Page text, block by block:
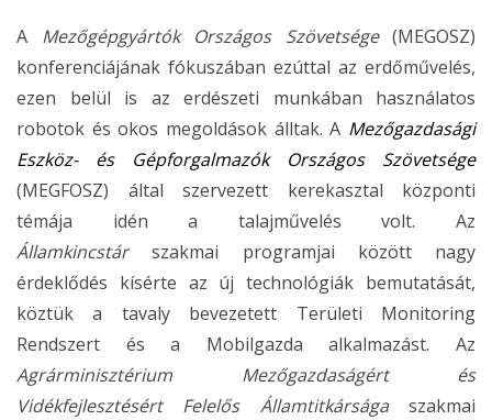
A Mezőgépgyártók Országos Szövetsége(MEGOSZ)
konferenciájának fókuszában ezúttal az erdőművelés,
ezen belül is az erdészeti munkában használatos
robotok és okos megoldások álltak. A Mezőgazdasági
Eszköz- és Gépforgalmazók Országos Szövetsége
(MEGFOSZ) által szervezett kerekasztal központi
témája idén a talajművelés volt. Az
Államkincstárszakmai programjai között nagy
érdeklődés kísérte az új technológiák bemutatását,
köztük a tavaly bevezetett Területi Monitoring
Rendszert és a Mobilgazda alkalmazást. Az
Agrárminisztérium Mezőgazdaságért és
Vidékfejlesztésért Felelős Államtitkárságaszakmai